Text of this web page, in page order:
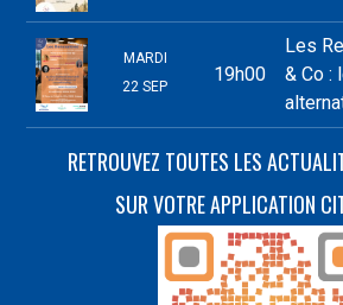
MARDI
22 SEP
19h00
Les
& Co :
RETROUVEZ TOUTES LES
SUR VOTRE APPLICATION